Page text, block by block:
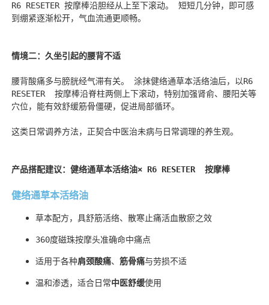
R6 RESETER 按摩棒沿胆经从上至下滚动。 短短几分钟，即可感
到绷紧逐渐松开，气血流通更顺畅。
情境二：久坐引起的腰背不适
腰背酸痛多与膀胱经气滞有关。 涂抹健络通草本活络油后，以R6
RESETER 按摩棒沿脊柱两侧上下滚动，特别加强肾俞、腰阳关等
穴位，能有效舒缓筋骨僵硬，促进局部循环。
这类日常调养方法，正契合中医治未病与日常调理的养生观。
产品搭配建议：健络通草本活络油× R6 RESETER 按摩棒
健络通草本活络油
草本配方，具舒筋活络、 散寒止痛活血散瘀之效
360度磁珠按摩头准确命中痛点
适用于各种肩颈酸痛、 筋骨痛与劳损不适
温和渗透，适合日常中医舒缓使用